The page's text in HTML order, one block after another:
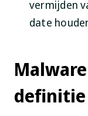
vermijden
date
definitie